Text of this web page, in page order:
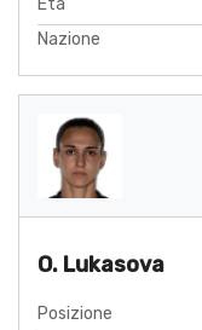
Nazione
O. Lukasova
Posizione